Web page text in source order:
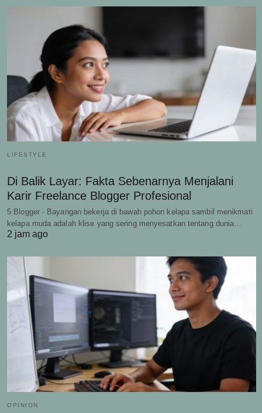
LIFESTYLE
Di Balik Layar: Fakta Sebenarnya Menjalani
Karir Freelance Blogger Profesional
5 Blogger - Bayangan bekerja di bawah pohon kelapa sambil menikmati
kelapa muda adalah klise yang sering menyesatkan tentang dunia…
2 jam ago
OPINION